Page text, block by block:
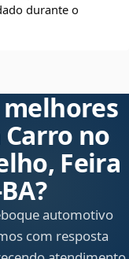
durante o
melhores
no
Feira
automotivo
com resposta